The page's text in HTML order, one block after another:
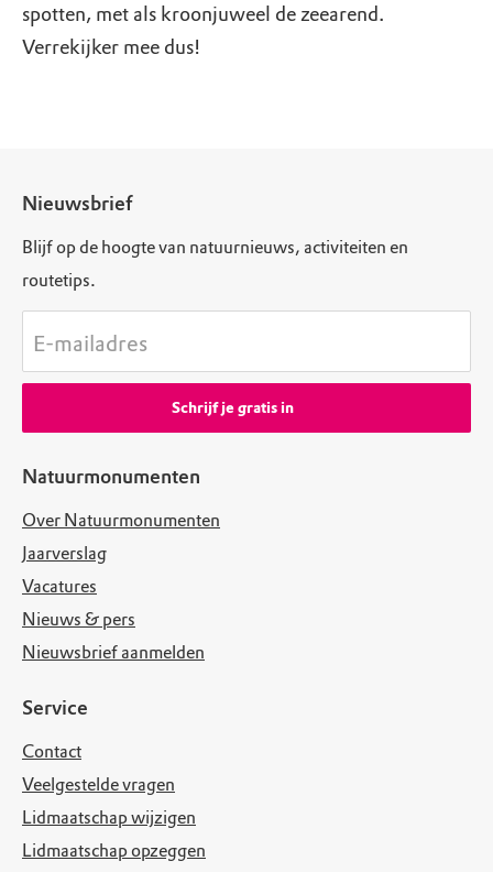
spotten, met als kroonjuweel de zeearend.
Verrekijker mee dus!
Natuurmonumenten
Over Natuurmonumenten
Jaarverslag
Vacatures
Nieuws & pers
Nieuwsbrief aanmelden
Service
Contact
Veelgestelde vragen
Lidmaatschap wijzigen
Lidmaatschap opzeggen
Nieuwsbrief
Blijf op de hoogte van natuurnieuws, activiteiten en
routetips.
E-mailadres
Schrijf je gratis in